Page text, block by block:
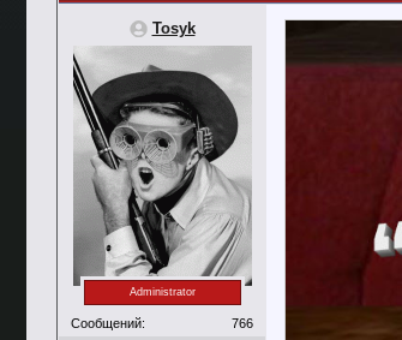
Tosyk
Administrator
Сообщений:
766